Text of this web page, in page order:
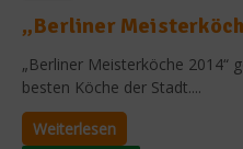
„Berliner
„Berliner Meisterköche 2014“
besten Köche der Stadt....
Weiterlesen